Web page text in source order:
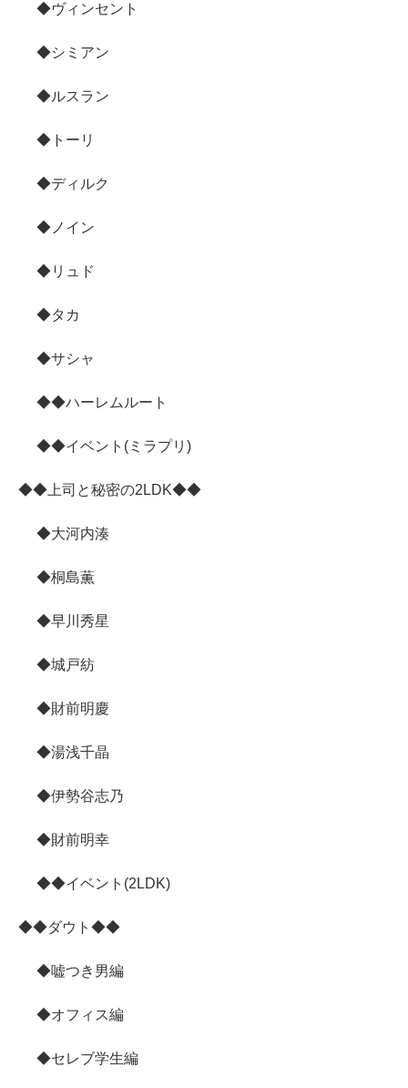
◆ヴィンセント
◆シミアン
◆ルスラン
◆トーリ
◆ディルク
◆ノイン
◆リュド
◆タカ
◆サシャ
◆◆ハーレムルート
◆◆イベント(ミラプリ)
◆◆上司と秘密の2LDK◆◆
◆大河内湊
◆桐島薫
◆早川秀星
◆城戸紡
◆財前明慶
◆湯浅千晶
◆伊勢谷志乃
◆財前明幸
◆◆イベント(2LDK)
◆◆ダウト◆◆
◆嘘つき男編
◆オフィス編
◆セレブ学生編